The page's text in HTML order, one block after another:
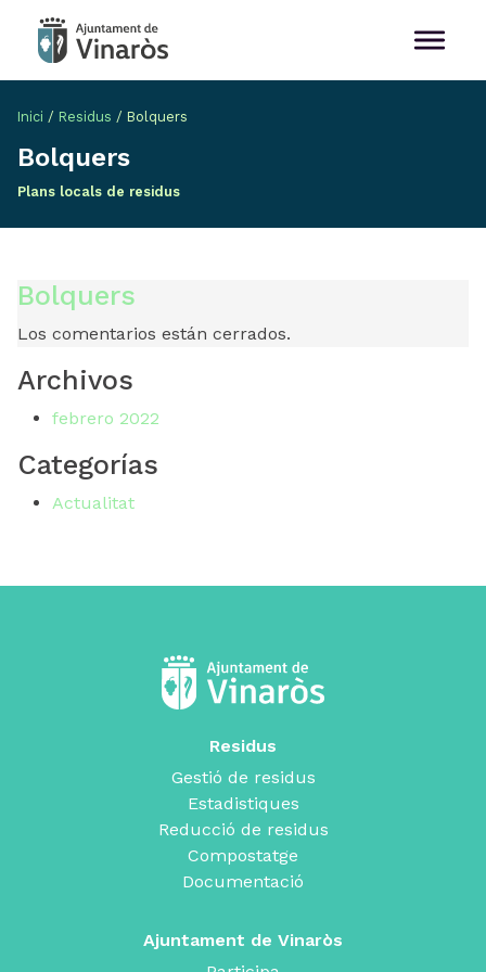
Inici / Residus / Bolquers
Bolquers
Plans locals de residus
Bolquers
Los comentarios están cerrados.
Archivos
febrero 2022
Categorías
Actualitat
Residus
Gestió de residus
Estadistiques
Reducció de residus
Compostatge
Documentació
Ajuntament de Vinaròs